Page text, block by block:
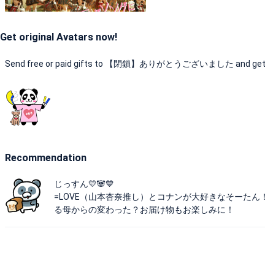
Get original Avatars now!
Send free or paid gifts to 【閉鎖】ありがとうございました and
Recommendation
じっすん💛🐼💙
=LOVE（山本杏奈推し）とコナンが大好きなそーた
る母からの変わった？お届け物もお楽しみに！